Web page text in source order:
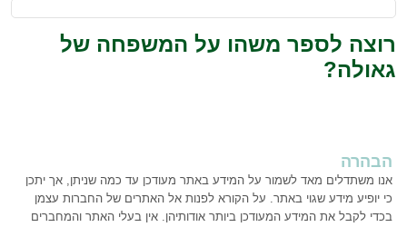
רוצה לספר משהו על המשפחה של
גאולה?
הבהרה
אנו משתדלים מאד לשמור על המידע באתר מעודכן עד כמה שניתן, אך יתכן
כי יופיע מידע שגוי באתר. על הקורא לפנות אל האתרים של החברות עצמן
בכדי לקבל את המידע המעודכן ביותר אודותיהן. אין בעלי האתר והמחברים